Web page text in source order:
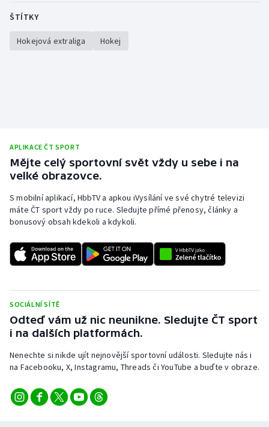
ŠTÍTKY
Hokejová extraliga Hokej
APLIKACE ČT SPORT
Mějte celý sportovní svět vždy u sebe i na
velké obrazovce.
S mobilní aplikací, HbbTV a apkou iVysílání ve své chytré televizi
máte ČT sport vždy po ruce. Sledujte přímé přenosy, články a
bonusový obsah kdekoli a kdykoli.
SOCIÁLNÍ SÍTĚ
Odteď vám už nic neunikne. Sledujte ČT sport
i na dalších platformách.
Nenechte si nikde ujít nejnovější sportovní události. Sledujte nás i
na Facebooku, X, Instagramu, Threads či YouTube a buďte v obraze.